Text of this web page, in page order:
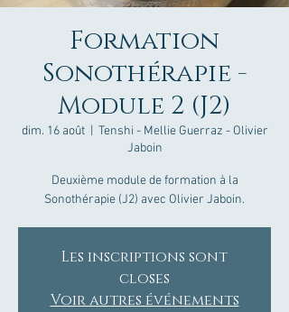
Formation
Sonothérapie -
Module 2 (J2)
dim. 16 août
  |
Tenshi - Mellie Guerraz - Olivier
Jaboin
Deuxième module de formation à la
Sonothérapie (J2) avec Olivier Jaboin.
Les inscriptions sont
closes
Voir autres événements